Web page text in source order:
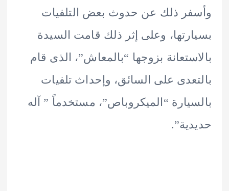
ذلك عن حدوث بعض التلفيات
وعلى إثر ذلك قامت السيدة
بزوجها “بالمعاش”، الذى قام
على السائق، وإحداث تلفيات
“الميكروباص”، مستخدماً ” آله